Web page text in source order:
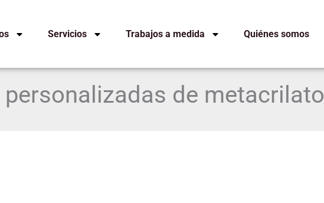
Servicios Trabajos a medida Quiénes somos
personalizadas de metacrilato